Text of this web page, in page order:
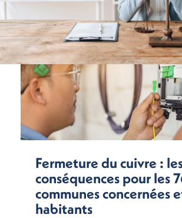
Fermeture du cuivre :
conséquences pour les
communes concernées
habitants